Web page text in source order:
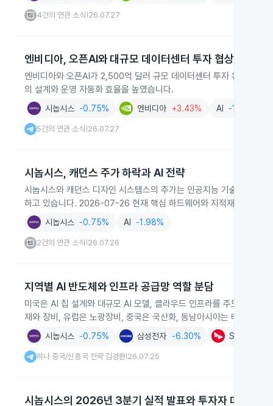
4건의 연관 소식 26.07.27
엔비디아, 오픈AI와 대규모 데이터센터 투자 협상과 툴킷
엔비디아와 오픈AI가 2,500억 달러 규모 데이터센터 투자 유치를
의 설계와 운영 자동화 효율을 높였습니다.
시놉시스 -0.75% 엔비디아 +3.43% AI -1.98%
5건의 연관 소식 26.07.27
시놉시스, 캐던스 주가 하락과 AI 전략
시놉시스와 캐던스 디자인 시스템스의 주가는 인공지능 기술이 칩
하고 있습니다. 2026-07-26 현재 핵심 하드웨어와 지적재산권은 여
시놉시스 -0.75% AI -1.98%
2건의 연관 소식 26.07.26
지역별 AI 반도체와 인프라 공급망 역할 분담
미국은 AI 칩 설계와 대규모 AI 모델, 클라우드 인프라를 주도하고
재와 장비, 유럽은 노광장비, 중국은 국산화, 동남아시아는 테스트와
시놉시스 -0.75% 삼성전자 -6.30% SK하이닉스
하나 중국/신흥국 전략 김경환 26.07.25
시놉시스의 2026년 3분기 실적 발표와 투자자 데이 일정